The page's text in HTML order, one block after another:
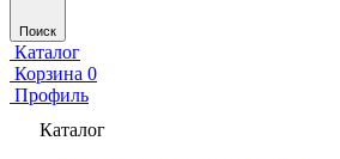
Поиск
Каталог
Корзина 0
Профиль
Каталог